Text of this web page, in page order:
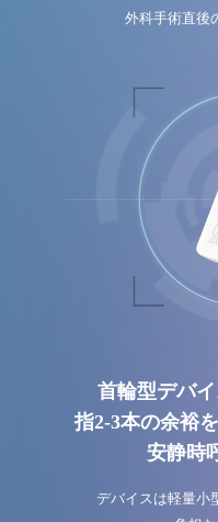
外科手術直後
首輪型デバ
指2-3本の余裕
安静時
デバイスは軽量小